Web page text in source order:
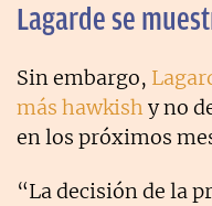
Lagarde se
Sin embargo,
más hawkish y no
en los próximos
“La decisión de la